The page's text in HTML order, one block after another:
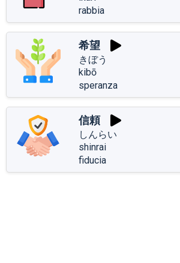
rabbia
希望
きぼう
kibō
speranza
信頼
しんらい
shinrai
fiducia